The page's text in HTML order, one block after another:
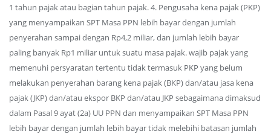
1 tahun pajak atau bagian tahun pajak. 4. Pengusaha kena pajak (PKP)
yang menyampaikan SPT Masa PPN lebih bayar dengan jumlah
penyerahan sampai dengan Rp4,2 miliar, dan jumlah lebih bayar
paling banyak Rp1 miliar untuk suatu masa pajak. wajib pajak yang
memenuhi persyaratan tertentu tidak termasuk PKP yang belum
melakukan penyerahan barang kena pajak (BKP) dan/atau jasa kena
pajak (JKP) dan/atau ekspor BKP dan/atau JKP sebagaimana dimaksud
dalam Pasal 9 ayat (2a) UU PPN dan menyampaikan SPT Masa PPN
lebih bayar dengan jumlah lebih bayar tidak melebihi batasan jumlah